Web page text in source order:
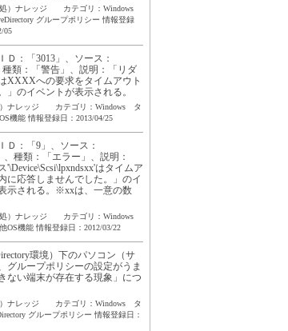
処）ナレッジ カテゴリ：Windows
グループポリシー 情報登録
05
Ｄ：「3013」、ソース：
種類：「警告」、説明：「リダ
XXXXへの要求をタイムアウト
」のイベントが表示される。
）ナレッジ カテゴリ：Windows タ
機能 情報登録日：2013/04/25
Ｄ：「9」、ソース：
、種類：「エラー」、説明：
'\Device\Scsi\lpxndsxx'はタイムア
に応答しませんでした。」のイ
示される。※xxは、一意の数
処）ナレッジ カテゴリ：Windows
OS機能 情報登録日：2012/03/22
環境）下のパソコン（サ
グループポリシーの設定がうま
ない端末が存在する現象」につ
）ナレッジ カテゴリ：Windows タ
グループポリシー 情報登録日：